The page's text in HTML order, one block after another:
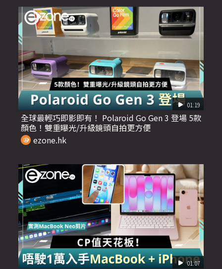
01:19
全球最輕巧即影即有！ Polaroid Go Gen 3 登場 5款
顏色！雙重曝光/升級鏡頭自拍更方便
ezone.hk
01:07